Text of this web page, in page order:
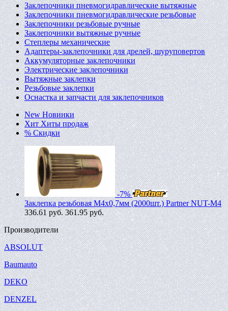
Заклепочники пневмогидравлические вытяжные
Заклепочники пневмогидравлические резьбовые
Заклепочники резьбовые ручные
Заклепочники вытяжные ручные
Степлеры механические
Адаптеры-заклепочники для дрелей, шуруповертов
Аккумуляторные заклепочники
Электрические заклепочники
Вытяжные заклепки
Резьбовые заклепки
Оснастка и запчасти для заклепочников
New Новинки
Хит Хиты продаж
% Скидки
-7%
Заклепка резьбовая M4х0,7мм (2000шт.) Partner NUT-M4
336.61руб. 361.95 руб.
Производители
ABSOLUT
Baumauto
DEKO
DENZEL